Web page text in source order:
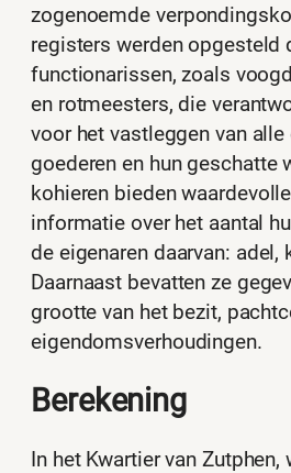
zogenoemde
registers werden opgesteld
functionarissen, zoals
en rotmeesters, die
voor het vastleggen van alle
goederen en hun geschatte
kohieren bieden
informatie over het aantal
de eigenaren daarvan: adel,
Daarnaast bevatten ze
grootte van het bezit,
eigendomsverhoudingen.
Berekening
In het Kwartier van Zutphen,